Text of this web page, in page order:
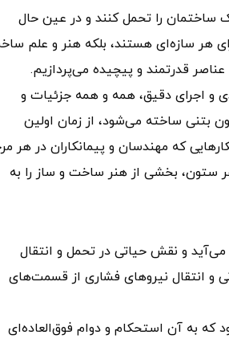
ساختمان را تحمل کنند و در عین حال
هر سازه‌ای هستند، بلکه هنر و علم
قدرتمند و پیچیده می‌پردازیم.
و اجرای دقیق، همه و همه جزئیات و
بتنی ساخته می‌شود، از زمان اولین
که مهندسان و پیمانکاران در هر
ستون، بخشی از هنر ساخت و ساز را به
و نقش حیاتی در تحمل و انتقال
و انتقال نیروهای فشاری از قسمت‌های
به آن استحکام و دوام فوق‌العاده‌ای